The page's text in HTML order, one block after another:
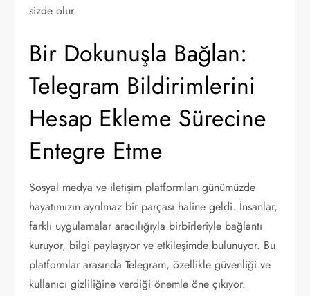
sizde olur.
Bir Dokunuşla Bağlan:
Telegram Bildirimlerini
Hesap Ekleme Sürecine
Entegre Etme
Sosyal medya ve iletişim platformları günümüzde
hayatımızın ayrılmaz bir parçası haline geldi. İnsanlar,
farklı uygulamalar aracılığıyla birbirleriyle bağlantı
kuruyor, bilgi paylaşıyor ve etkileşimde bulunuyor. Bu
platformlar arasında Telegram, özellikle güvenliği ve
kullanıcı gizliliğine verdiği önemle öne çıkıyor.